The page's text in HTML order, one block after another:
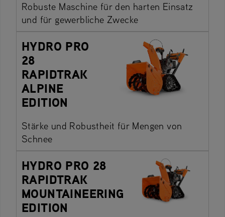
Robuste Maschine für den harten Einsatz
und für gewerbliche Zwecke
HYDRO PRO
28
RAPIDTRAK
ALPINE
EDITION
Stärke und Robustheit für Mengen von
Schnee
HYDRO PRO 28
RAPIDTRAK
MOUNTAINEERING
EDITION